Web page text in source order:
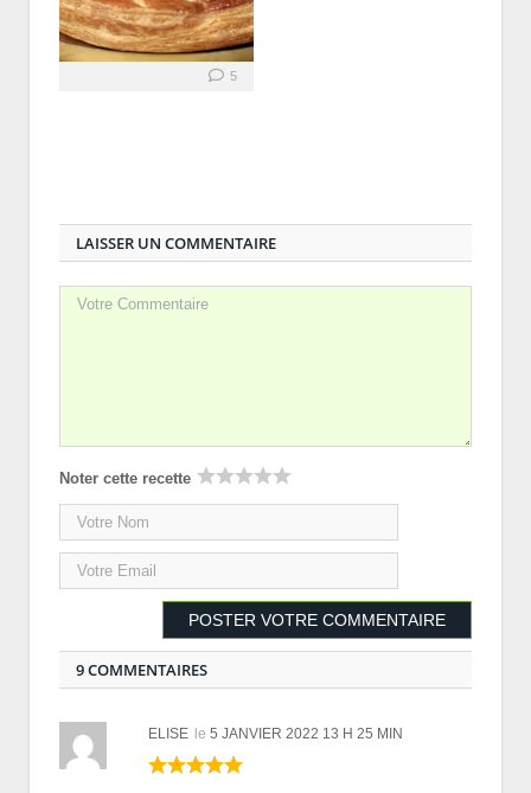
5
LAISSER UN COMMENTAIRE
Noter cette recette
9 COMMENTAIRES
ELISE le 5 JANVIER 2022 13 H 25 MIN